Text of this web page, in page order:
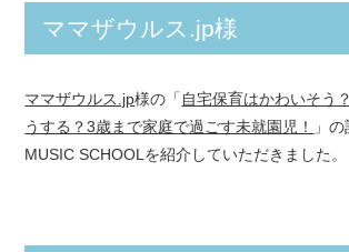
ママザウルス.jp様
ママザウルス.jp様の「 自宅保育はかわいそう
うする？3歳まで家庭で過ごす未就園児！
」
MUSIC SCHOOLを紹介していただきました。